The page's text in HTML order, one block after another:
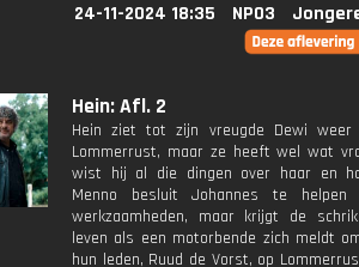
24-11-2024 18:35 NPO3
Hein: Afl. 2
Hein ziet tot zijn vreugde Dewi
Lommerrust, maar ze heeft wel wat
wist hij al die dingen over haar en
Menno besluit Johannes te
werkzaamheden, maar krijgt de
leven als een motorbende zich meldt
hun leden, Ruud de Vorst, op